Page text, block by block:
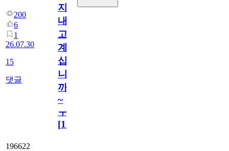
200
6
1
26.07.30
15
댓글
지
내
고
계
십
니
까
~
ㅜ
[15
196622